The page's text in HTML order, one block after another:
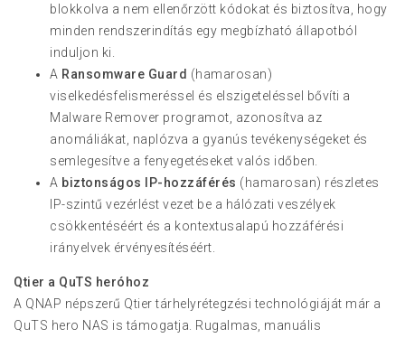
blokkolva a nem ellenőrzött kódokat és biztosítva, hogy
minden rendszerindítás egy megbízható állapotból
induljon ki.
A Ransomware Guard (hamarosan)
viselkedésfelismeréssel és elszigeteléssel bővíti a
Malware Remover programot, azonosítva az
anomáliákat, naplózva a gyanús tevékenységeket és
semlegesítve a fenyegetéseket valós időben.
A biztonságos IP-hozzáférés (hamarosan) részletes
IP-szintű vezérlést vezet be a hálózati veszélyek
csökkentéséért és a kontextusalapú hozzáférési
irányelvek érvényesítéséért.
Qtier a QuTS heróhoz
A QNAP népszerű Qtier tárhelyrétegzési technológiáját már a
QuTS hero NAS is támogatja. Rugalmas, manuális